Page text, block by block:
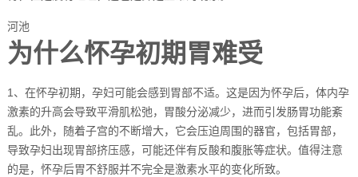
河池
为什么怀孕初期胃难受
1、在怀孕初期，孕妇可能会感到胃部不适。这是因为怀孕后，体内孕
激素的升高会导致平滑肌松弛，胃酸分泌减少，进而引发肠胃功能紊
乱。此外，随着子宫的不断增大，它会压迫周围的器官，包括胃部，
导致孕妇出现胃部挤压感，可能还伴有反酸和腹胀等症状。值得注意
的是，怀孕后胃不舒服并不完全是激素水平的变化所致。